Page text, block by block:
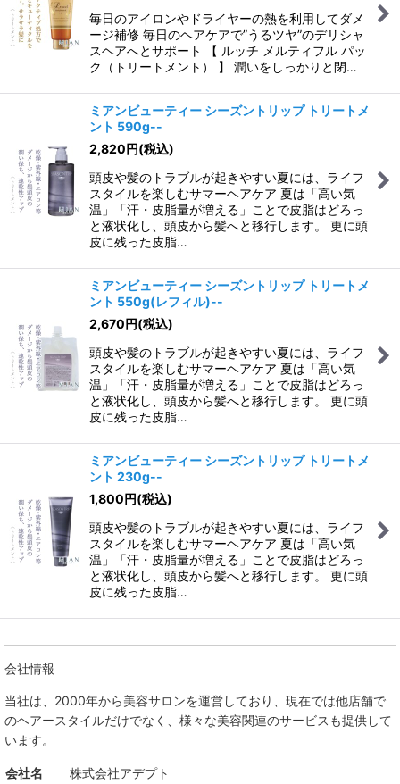
毎日のアイロンやドライヤーの熱を利用してダメ
ージ補修 毎日のヘアケアで”うるツヤ”のデリシャ
スヘアへとサポート 【 ルッチ メルティフル パッ
ク（トリートメント） 】 潤いをしっかりと閉…
ミアンビューティー シーズントリップ トリートメ
ント 590g--
2,820円(税込)
頭皮や髪のトラブルが起きやすい夏には、ライフ
スタイルを楽しむサマーヘアケア 夏は「高い気
温」「汗・皮脂量が増える」ことで皮脂はどろっ
と液状化し、頭皮から髪へと移行します。 更に頭
皮に残った皮脂…
ミアンビューティー シーズントリップ トリートメ
ント 550g(レフィル)--
2,670円(税込)
頭皮や髪のトラブルが起きやすい夏には、ライフ
スタイルを楽しむサマーヘアケア 夏は「高い気
温」「汗・皮脂量が増える」ことで皮脂はどろっ
と液状化し、頭皮から髪へと移行します。 更に頭
皮に残った皮脂…
ミアンビューティー シーズントリップ トリートメ
ント 230g--
1,800円(税込)
頭皮や髪のトラブルが起きやすい夏には、ライフ
スタイルを楽しむサマーヘアケア 夏は「高い気
温」「汗・皮脂量が増える」ことで皮脂はどろっ
と液状化し、頭皮から髪へと移行します。 更に頭
皮に残った皮脂…
会社情報
当社は、 2000年から美容サロンを運営しており、現在では他店舗で
のヘアースタイルだけでなく、様々な美容関連のサービスも提供して
います。
会社名
株式会社アデプト